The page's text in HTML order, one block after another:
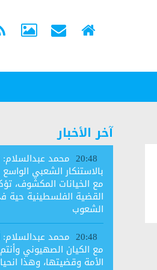
آخر الأخبار
20:48 محمد
بالاستنكار الشعبي الواسع
مع الخيانات المكشوف،
القضية الفلسطينية حية
الشعوب
20:48 محمد عبدالسلام:
مع الكيان الصهيوني
الأمة وقضيتها، وهذا